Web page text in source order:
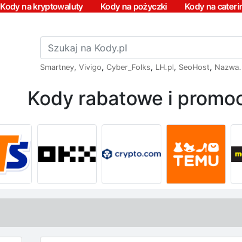
Kody na kryptowaluty Kody na pożyczki Kody na
Smartney, Vivigo, Cyber_Folks, LH.pl, SeoHost,
Kody rabatowe i